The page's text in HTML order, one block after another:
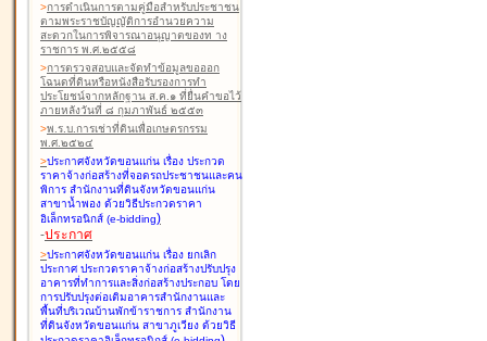
>การดำเนินการตามคู่มือสำหรับประชาชน
ตามพระราชบัญญัติการอำนวยความ
สะดวกในการพิจารณาอนุญาตของท าง
ราชการ พ.ศ.๒๕๕๘
>การตรวจสอบและจัดทำข้อมูลขอออก
โฉนดที่ดินหรือหนังสือรับรองการทำ
ประโยชน์จากหลักฐาน ส.ค.๑ ที่ยื่นคำขอไว้
ภายหลังวันที่ ๘ กุมภาพันธ์ ๒๕๕๓
>พ.ร.บ.การเช่าที่ดินเพื่อเกษตรกรรม
พ.ศ.๒๕๒๔
>ประกาศจังหวัดขอนแก่น เรื่อง ประกวด
ราคาจ้างก่อสร้างที่จอดรถประชาชนและคน
พิการ สำนักงานที่ดินจังหวัดขอนแก่น
สาขาน้ำพอง ด้วยวิธีประกวดราคา
อิเล็กทรอนิกส์ (e-bidding)
-ประกาศ
>ประกาศจังหวัดขอนแก่น เรื่อง ยกเลิก
ประกาศ ประกวดราคาจ้างก่อสร้างปรับปรุง
อาคารที่ทำการและสิ่งก่อสร้างประกอบ โดย
การปรับปรุงต่อเติมอาคารสำนักงานและ
พื้นที่บริเวณบ้านพักข้าราชการ สำนักงาน
ที่ดินจังหวัดขอนแก่น สาขาภูเวียง ด้วยวิธี